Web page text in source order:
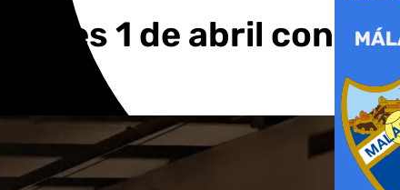
1 de abril con